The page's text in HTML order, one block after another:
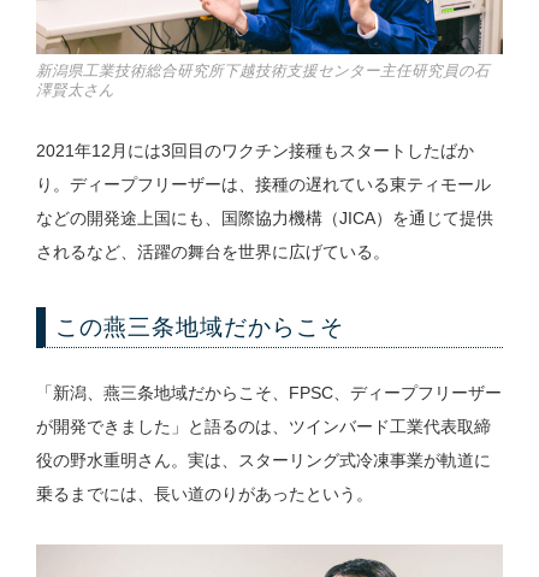
新潟県工業技術総合研究所下越技術支援センター主任研究員の石
澤賢太さん
2021年12月には3回目のワクチン接種もスタートしたばか
り。ディープフリーザーは、接種の遅れている東ティモール
などの開発途上国にも、国際協力機構（JICA）を通じて提供
されるなど、活躍の舞台を世界に広げている。
この燕三条地域だからこそ
「新潟、燕三条地域だからこそ、FPSC、ディープフリーザー
が開発できました」と語るのは、ツインバード工業代表取締
役の野水重明さん。実は、スターリング式冷凍事業が軌道に
乗るまでには、長い道のりがあったという。